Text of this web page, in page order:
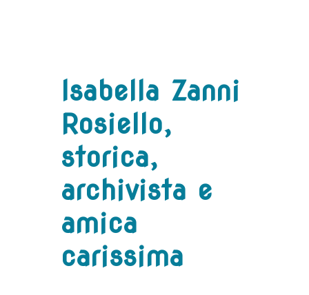
Isabella Zanni
Rosiello,
storica,
archivista e
amica
carissima